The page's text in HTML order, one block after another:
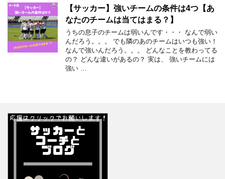
【サッカー】強いチームの条件は4つ【あ
なたのチームは当てはまる？】
うちの息子のチームは弱いんです・・・ なんで弱い
んだろう。。。 でも隣のあのチームはいつも強い！
なんで強いんだろう。。。 どんなことを教わってる
の？ どんな違いがあるの？ 実は、 強いチームには
強い …